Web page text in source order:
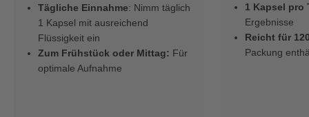
Tägliche Einnahme: Nimm täglich
1 Kapsel mit ausreichend
Flüssigkeit ein
Zum Frühstück oder Mittag: Für
optimale Aufnahme
1 Kapsel pro
Ergebnisse
Reicht für
Packung